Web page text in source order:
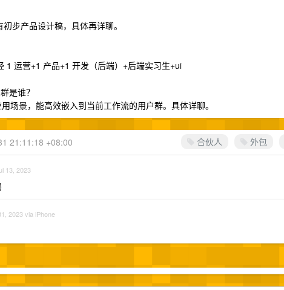
步产品设计稿，具体再详聊。
1 运营+1 产品+1 开发（后端）+后端实习生+ui
是谁？
场景，能高效嵌入到当前工作流的用户群。具体详聊。
合伙人 外包
21:11:18 +08:00
13, 2023
2023 via iPhone